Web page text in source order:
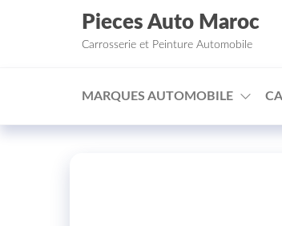
Aller au contenu
Pieces Auto Maroc
Carrosserie et Peinture Automobile
MARQUES AUTOMOBILE